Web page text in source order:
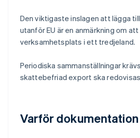
Den viktigaste inslagen att lägga
utanför EU är en anmärkning om
verksamhetsplats i ett tredjeland.
Periodiska sammanställningar
skattebefriad export ska
Varför